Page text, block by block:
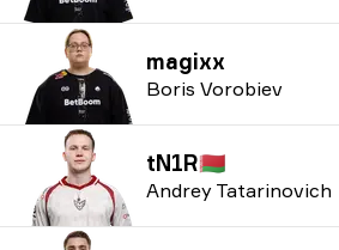
magixx
Boris Vorobiev
tN1R🇧🇾
Andrey Tatarinovich